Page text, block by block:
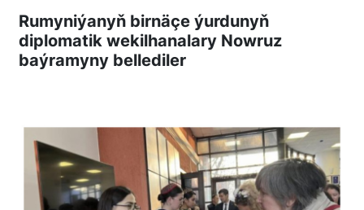
Rumyniýanyň birnäçe ýurdunyň
diplomatik wekilhanalary Nowruz
baýramyny bellediler